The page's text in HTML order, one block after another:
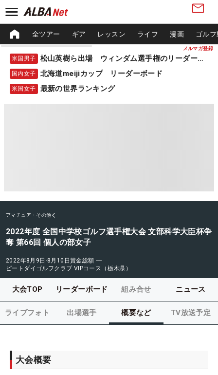
メルマガ登録
全ツアー ギア レッスン ライフ 漫画 ゴル
米国男子 松山英樹ら出場 ウィンダム選手権のリーダーボード
国内女子 北海道meijiカップ リーダーボード
米国女子 最新の世界ランキング
アマチュア・その他
2022年度 全国中学校ゴルフ選手権大会 文部科学大臣杯争
奪 第66回 個人の部女子
2022年8月9日-8月10日賞金総額 ―
ピートダイゴルフクラブ VIPコース（栃木県）
大会TOP リーダーボード 組み合せ ニュース
ライブフォト 出場選手 概要など TV放送予定
大会概要